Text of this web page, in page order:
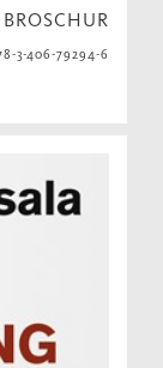
BROSCHUR
3-406-79294-6